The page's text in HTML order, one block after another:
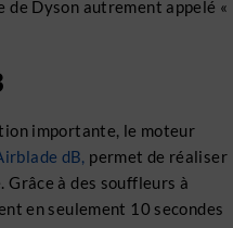
de Dyson autrement appelé «
importante, le moteur
dB, permet de réaliser
Grâce à des souffleurs à
en seulement 10 secondes